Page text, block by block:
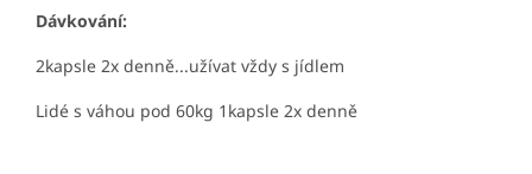
Dávkování:
2kapsle 2x denně...užívat vždy s jídlem
Lidé s váhou pod 60kg 1kapsle 2x denně